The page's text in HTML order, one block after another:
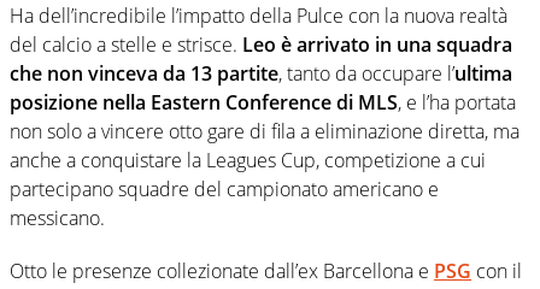
Ha dell’incredibile l’impatto della Pulce con la nuova realtà
del calcio a stelle e strisce. Leo è arrivato in una squadra
che non vinceva da 13 partite, tanto da occupare l’ultima
posizione nella Eastern Conference di MLS, e l’ha portata
non solo a vincere otto gare di fila a eliminazione diretta, ma
anche a conquistare la Leagues Cup, competizione a cui
partecipano squadre del campionato americano e
messicano.
Otto le presenze collezionate dall’ex Barcellona e PSG con il